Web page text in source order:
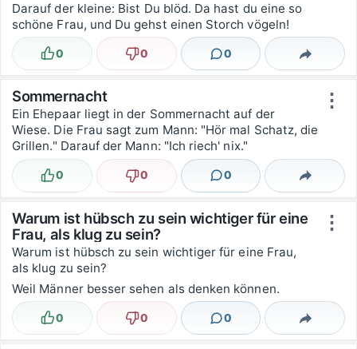
Darauf der kleine: Bist Du blöd. Da hast du eine so
schöne Frau, und Du gehst einen Storch vögeln!
Lustig
0 Nicht lustig
0 0
Kommentare Teilen
⋮
Sommernacht
Ein Ehepaar liegt in der Sommernacht auf der
Wiese. Die Frau sagt zum Mann: "Hör mal Schatz, die
Grillen." Darauf der Mann: "Ich riech' nix."
Lustig
0 Nicht lustig
0 0
Kommentare Teilen
⋮
Warum ist hübsch zu sein wichtiger für eine
Frau, als klug zu sein?
Warum ist hübsch zu sein wichtiger für eine Frau,
als klug zu sein?
Weil Männer besser sehen als denken können.
Lustig
0 Nicht lustig
0 0
Kommentare Teilen